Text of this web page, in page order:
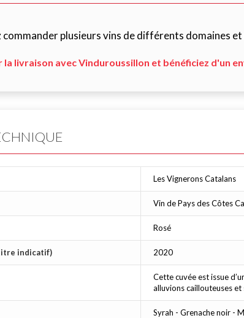
plusieurs vins de différents domaines
la livraison avec Vinduroussillon et bénéficiez d'un
Les Vignerons Catalans
Vin de Pays des Côtes
Rosé
titre indicatif) 2020
Cette cuvée est issue
alluvions caillouteuses et
Syrah - Grenache noir -